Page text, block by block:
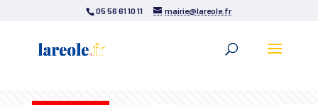
05 56 61 10 11 mairie@lareole.fr